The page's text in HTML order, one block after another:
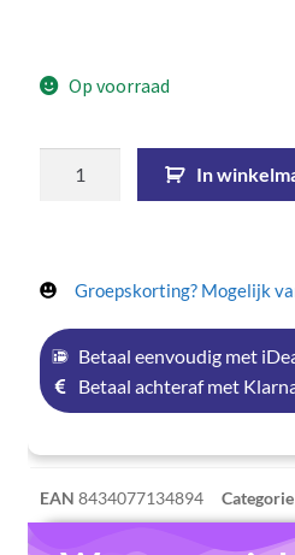
Op voorraad
In
Groepskorting? Mogelijk
Betaal eenvoudig met
Betaal achteraf met
EAN 8434077134894 Categorie